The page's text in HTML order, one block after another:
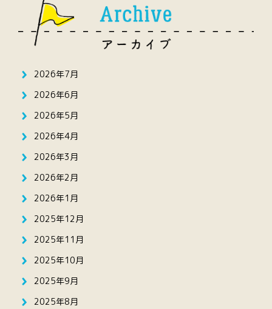
2026年7月
2026年6月
2026年5月
2026年4月
2026年3月
2026年2月
2026年1月
2025年12月
2025年11月
2025年10月
2025年9月
2025年8月